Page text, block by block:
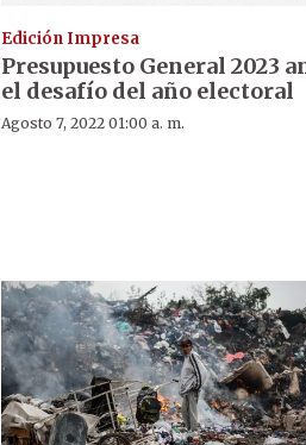
Edición Impresa
Presupuesto General 2023
el desafío del año electoral
Agosto 7, 2022 01:00 a. m.